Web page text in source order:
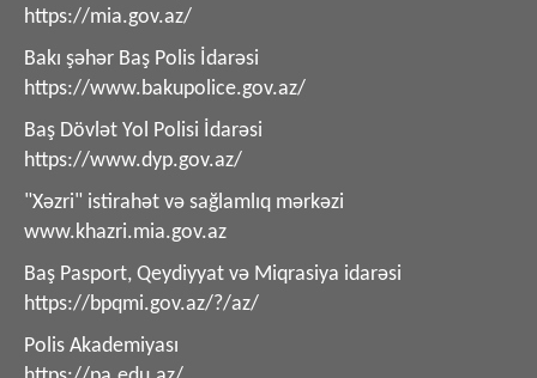
https://mia.gov.az/
Bakı şəhər Baş Polis İdarəsi
https://www.bakupolice.gov.az/
Baş Dövlət Yol Polisi İdarəsi
https://www.dyp.gov.az/
"Xəzri" istirahət və sağlamlıq mərkəzi
www.khazri.mia.gov.az
Baş Pasport, Qeydiyyat və Miqrasiya idarəsi
https://bpqmi.gov.az/?/az/
Polis Akademiyası